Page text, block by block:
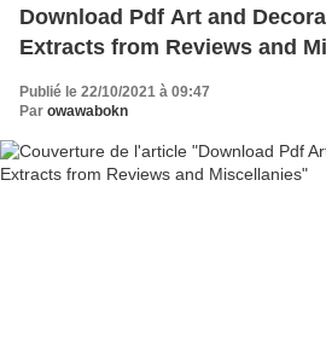
Download Pdf Art and
Extracts from Reviews and
Publié le 22/10/2021 à 09:47
Par owawabokn